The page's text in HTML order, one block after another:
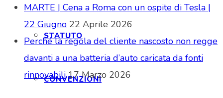
STATUTO
CONVENZIONI
MARTE | Cena a Roma con un ospite di Tesla |
22 Giugno 22 Aprile 2026
Perché la regola del cliente nascosto non regge
davanti a una batteria d’auto caricata da fonti
rinnovabili 17 Marzo 2026